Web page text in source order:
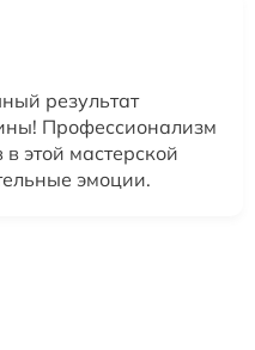
результат
Профессионализм
этой мастерской
эмоции.